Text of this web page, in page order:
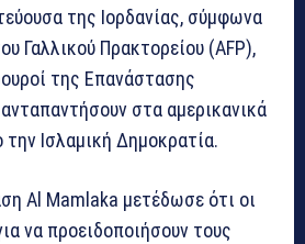
της Ιορδανίας, σύμφωνα
Γαλλικού Πρακτορείου (AFP),
της Επανάστασης
στα αμερικανικά
Ισλαμική Δημοκρατία.
Al Mamlaka μετέδωσε ότι οι
να προειδοποιήσουν τους